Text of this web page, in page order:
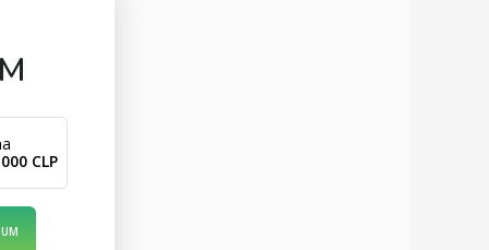
CLP